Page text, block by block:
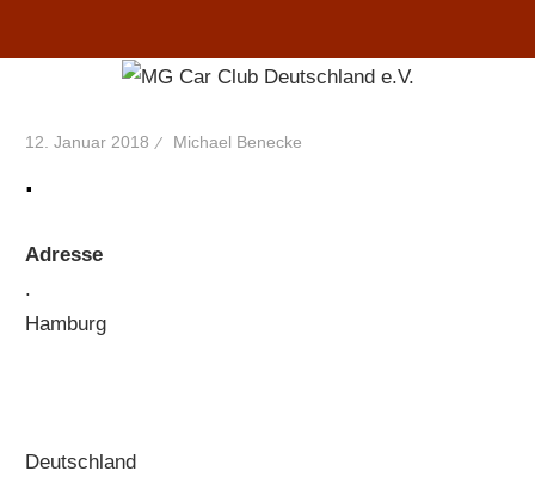
12. Januar 2018 Michael Benecke
.
Adresse
.
Hamburg
Deutschland